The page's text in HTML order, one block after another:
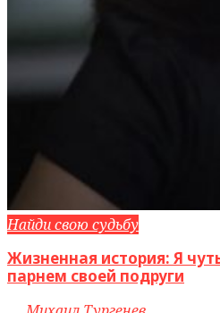
Найди свою судьбу
Жизненная история: Я
парнем своей подруги